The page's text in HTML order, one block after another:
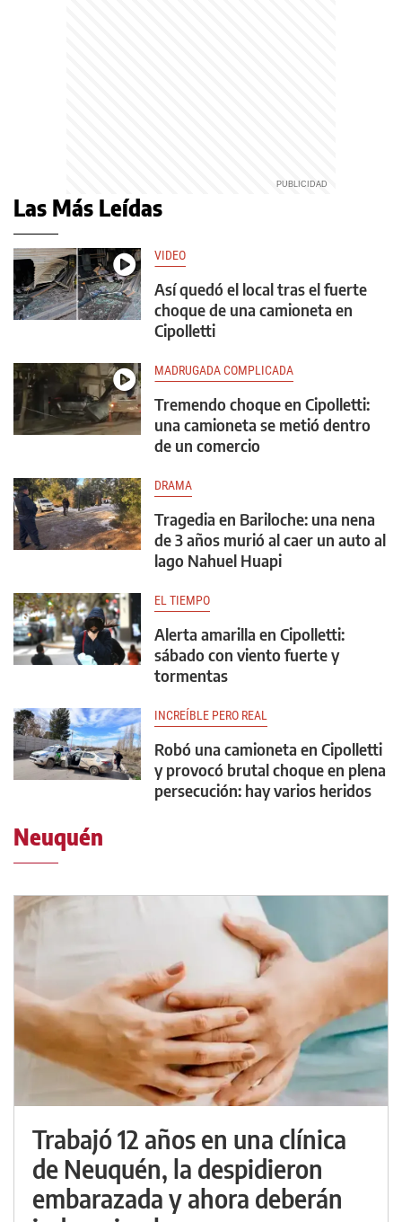
Las Más Leídas
VIDEO
Así quedó el local tras el fuerte
choque de una camioneta en
Cipolletti
MADRUGADA COMPLICADA
Tremendo choque en Cipolletti:
una camioneta se metió dentro
de un comercio
DRAMA
Tragedia en Bariloche: una nena
de 3 años murió al caer un auto al
lago Nahuel Huapi
EL TIEMPO
Alerta amarilla en Cipolletti:
sábado con viento fuerte y
tormentas
INCREÍBLE PERO REAL
Robó una camioneta en Cipolletti
y provocó brutal choque en plena
persecución: hay varios heridos
Neuquén
Trabajó 12 años en una clínica
de Neuquén, la despidieron
embarazada y ahora deberán